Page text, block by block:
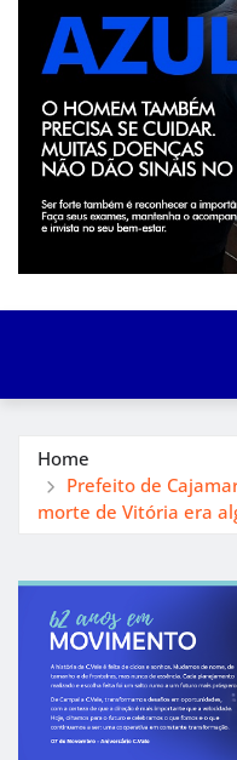
Home
Prefeito de
morte de Vitória era